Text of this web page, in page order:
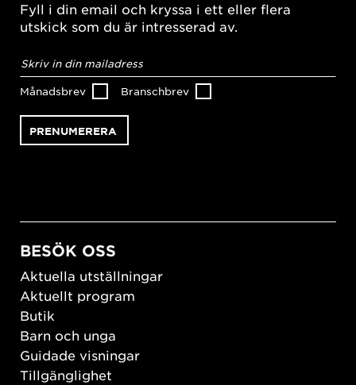
Fyll i din email och kryssa i ett eller flera
utskick som du är intresserad av.
postadress*
Månadsbrev Branschbrev
BESÖK OSS
Aktuella utställningar
Aktuellt program
Butik
Barn och unga
Guidade visningar
Tillgänglighet